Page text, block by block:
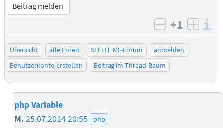
Beitrag melden
negativ
+1
Übersicht alle Foren SELFHTML-Forum
anmelden
Benutzerkonto erstellen
Beitrag im Thread-Baum
php Variable
M.25.07.2014 20:55 php